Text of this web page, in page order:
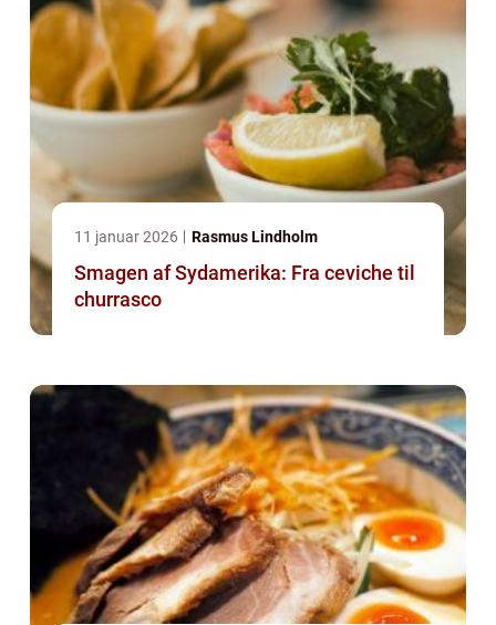
11 januar 2026 Rasmus Lindholm
Smagen af Sydamerika: Fra ceviche til
churrasco